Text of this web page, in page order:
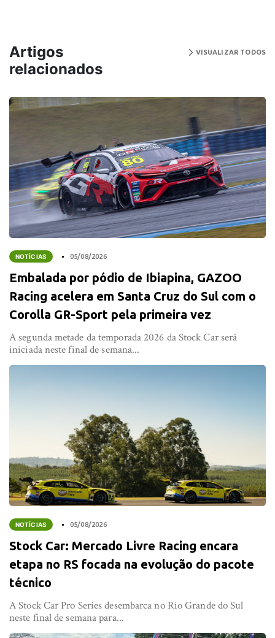
Artigos
relacionados
VISUALIZAR TODOS
NOTÍCIAS 05/08/2026
Embalada por pódio de Ibiapina, GAZOO
Racing acelera em Santa Cruz do Sul com o
Corolla GR-Sport pela primeira vez
A segunda metade da temporada 2026 da Stock Car será
iniciada neste final de semana...
NOTÍCIAS 05/08/2026
Stock Car: Mercado Livre Racing encara
etapa no RS focada na evolução do pacote
técnico
A Stock Car Pro Series desembarca no Rio Grande do Sul
neste final de semana para...